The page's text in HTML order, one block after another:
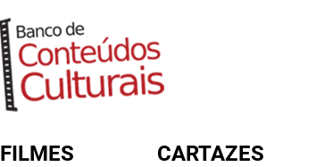
FILMES CARTAZES